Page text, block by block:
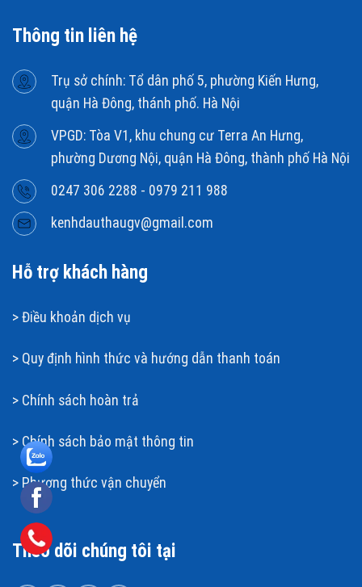
Thông tin liên hệ
Trụ sở chính: Tổ dân phố 5, phường Kiến Hưng,
quận Hà Đông, thánh phố. Hà Nội
VPGD: Tòa V1, khu chung cư Terra An Hưng,
phường Dương Nội, quận Hà Đông, thành phố Hà Nội
0247 306 2288 - 0979 211 988
kenhdauthaugv@gmail.com
Hỗ trợ khách hàng
> Điều khoản dịch vụ
> Quy định hình thức và hướng dẫn thanh toán
> Chính sách hoàn trả
> Chính sách bảo mật thông tin
> Phương thức vận chuyển
Theo dõi chúng tôi tại